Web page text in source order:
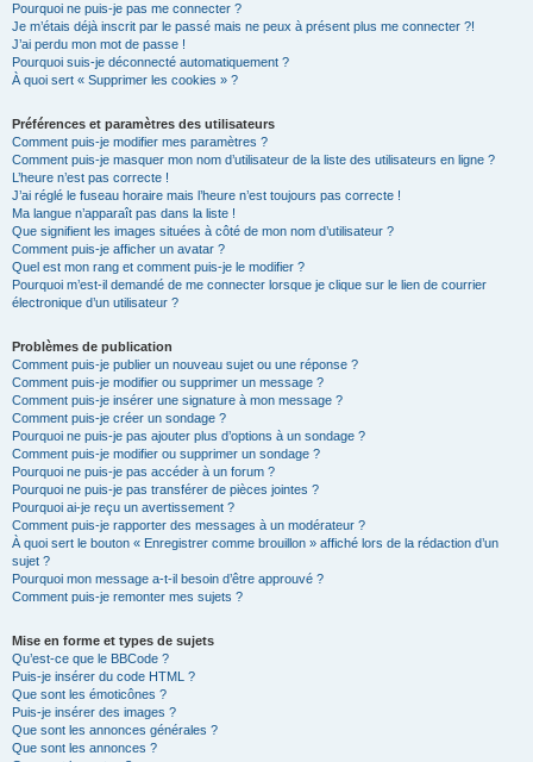
Pourquoi ne puis-je pas me connecter ?
Je m’étais déjà inscrit par le passé mais ne peux à présent plus me connecter ?!
J’ai perdu mon mot de passe !
Pourquoi suis-je déconnecté automatiquement ?
À quoi sert « Supprimer les cookies » ?
Préférences et paramètres des utilisateurs
Comment puis-je modifier mes paramètres ?
Comment puis-je masquer mon nom d’utilisateur de la liste des utilisateurs en ligne ?
L’heure n’est pas correcte !
J’ai réglé le fuseau horaire mais l’heure n’est toujours pas correcte !
Ma langue n’apparaît pas dans la liste !
Que signifient les images situées à côté de mon nom d’utilisateur ?
Comment puis-je afficher un avatar ?
Quel est mon rang et comment puis-je le modifier ?
Pourquoi m’est-il demandé de me connecter lorsque je clique sur le lien de courrier
électronique d’un utilisateur ?
Problèmes de publication
Comment puis-je publier un nouveau sujet ou une réponse ?
Comment puis-je modifier ou supprimer un message ?
Comment puis-je insérer une signature à mon message ?
Comment puis-je créer un sondage ?
Pourquoi ne puis-je pas ajouter plus d’options à un sondage ?
Comment puis-je modifier ou supprimer un sondage ?
Pourquoi ne puis-je pas accéder à un forum ?
Pourquoi ne puis-je pas transférer de pièces jointes ?
Pourquoi ai-je reçu un avertissement ?
Comment puis-je rapporter des messages à un modérateur ?
À quoi sert le bouton « Enregistrer comme brouillon » affiché lors de la rédaction d’un
sujet ?
Pourquoi mon message a-t-il besoin d’être approuvé ?
Comment puis-je remonter mes sujets ?
Mise en forme et types de sujets
Qu’est-ce que le BBCode ?
Puis-je insérer du code HTML ?
Que sont les émoticônes ?
Puis-je insérer des images ?
Que sont les annonces générales ?
Que sont les annonces ?